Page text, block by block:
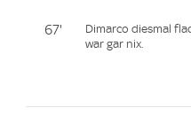
67'
Dimarco diesmal
war gar nix.